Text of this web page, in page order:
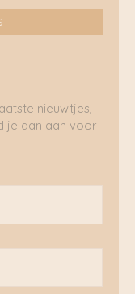
nieuwtjes,
je dan aan voor